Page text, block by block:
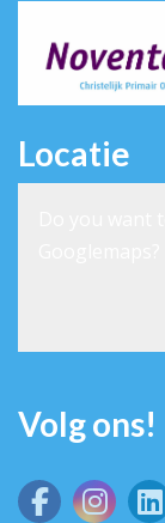
Locatie
Volg ons!